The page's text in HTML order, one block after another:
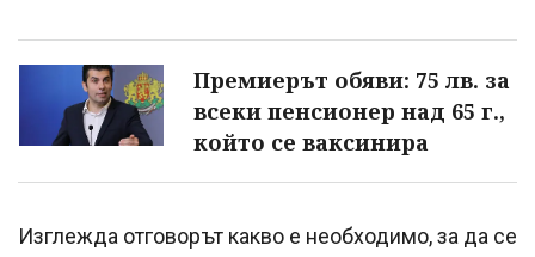
Премиерът обяви: 75 лв. за
всеки пенсионер над 65 г.,
който се ваксинира
Изглежда отговорът какво е необходимо, за да се